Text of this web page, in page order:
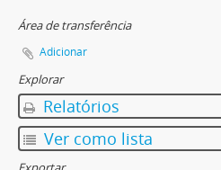
Área de transferência
Adicionar
Explorar
Relatórios
Ver como lista